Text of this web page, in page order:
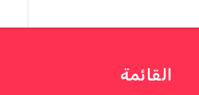
القائمة